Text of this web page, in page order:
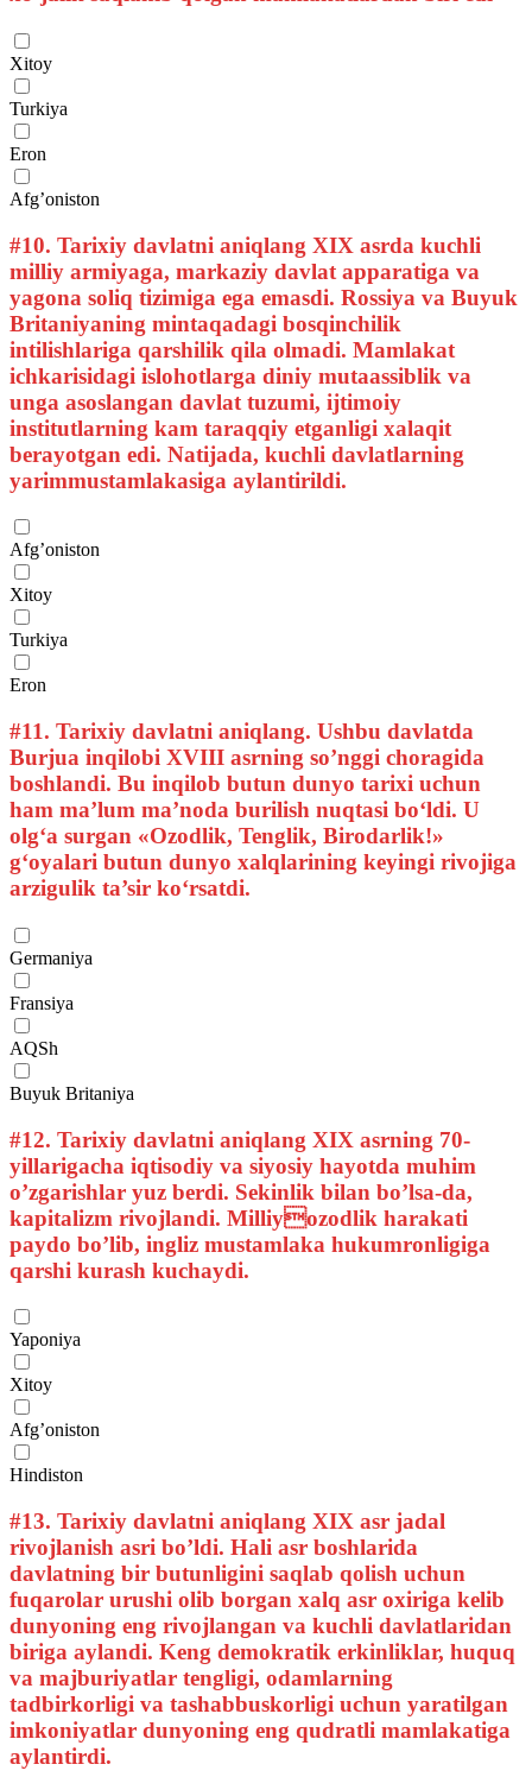
Xitoy
Turkiya
Eron
Afg’oniston
#10. Tarixiy davlatni aniqlang XIX asrda kuchli
milliy armiyaga, markaziy davlat apparatiga va
yagona soliq tizimiga ega emasdi. Rossiya va Buyuk
Britaniyaning mintaqadagi bosqinchilik
intilishlariga qarshilik qila olmadi. Mamlakat
ichkarisidagi islohotlarga diniy mutaassiblik va
unga asoslangan davlat tuzumi, ijtimoiy
institutlarning kam taraqqiy etganligi xalaqit
berayotgan edi. Natijada, kuchli davlatlarning
yarimmustamlakasiga aylantirildi.
Afg’oniston
Xitoy
Turkiya
Eron
#11. Tarixiy davlatni aniqlang. Ushbu davlatda
Burjua inqilobi XVIII asrning so’nggi choragida
boshlandi. Bu inqilob butun dunyo tarixi uchun
ham ma’lum ma’noda burilish nuqtasi bo‘ldi. U
olg‘a surgan «Ozodlik, Tenglik, Birodarlik!»
g‘oyalari butun dunyo xalqlarining keyingi rivojiga
arzigulik ta’sir ko‘rsatdi.
Germaniya
Fransiya
AQSh
Buyuk Britaniya
#12. Tarixiy davlatni aniqlang XIX asrning 70-
yillarigacha iqtisodiy va siyosiy hayotda muhim
o’zgarishlar yuz berdi. Sekinlik bilan bo’lsa-da,
kapitalizm rivojlandi. Milliyozodlik harakati
paydo bo’lib, ingliz mustamlaka hukumronligiga
qarshi kurash kuchaydi.
Yaponiya
Xitoy
Afg’oniston
Hindiston
#13. Tarixiy davlatni aniqlang XIX asr jadal
rivojlanish asri bo’ldi. Hali asr boshlarida
davlatning bir butunligini saqlab qolish uchun
fuqarolar urushi olib borgan xalq asr oxiriga kelib
dunyoning eng rivojlangan va kuchli davlatlaridan
biriga aylandi. Keng demokratik erkinliklar, huquq
va majburiyatlar tengligi, odamlarning
tadbirkorligi va tashabbuskorligi uchun yaratilgan
imkoniyatlar dunyoning eng qudratli mamlakatiga
aylantirdi.